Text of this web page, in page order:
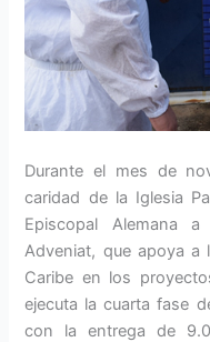
Durante el mes de
caridad de la Iglesia
Episcopal Alemana
Adveniat, que apoya a
Caribe en los
ejecuta la cuarta fase
con la entrega de